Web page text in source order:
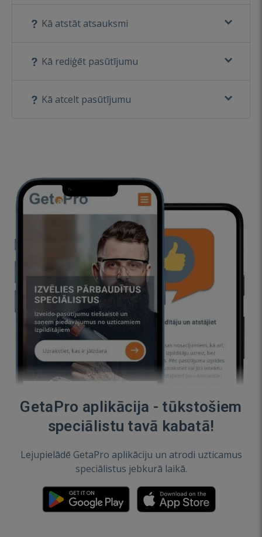
Kā atstāt atsauksmi
Kā rediģēt pasūtījumu
Kā atcelt pasūtījumu
GetaPro aplikācija - tūkstošiem
speciālistu tavā kabatā!
Lejupielādē GetaPro aplikāciju un atrodi uzticamus
speciālistus jebkurā laikā.